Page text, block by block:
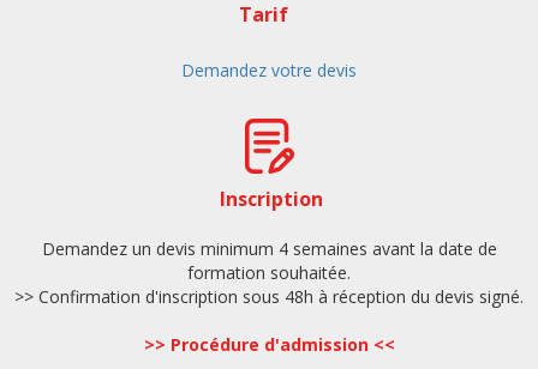
Tarif
Demandez votre devis
Inscription
Demandez un devis minimum 4 semaines avant la date de
formation souhaitée.
>> Confirmation d'inscription sous 48h à réception du devis signé.
>> Procédure d'admission<<